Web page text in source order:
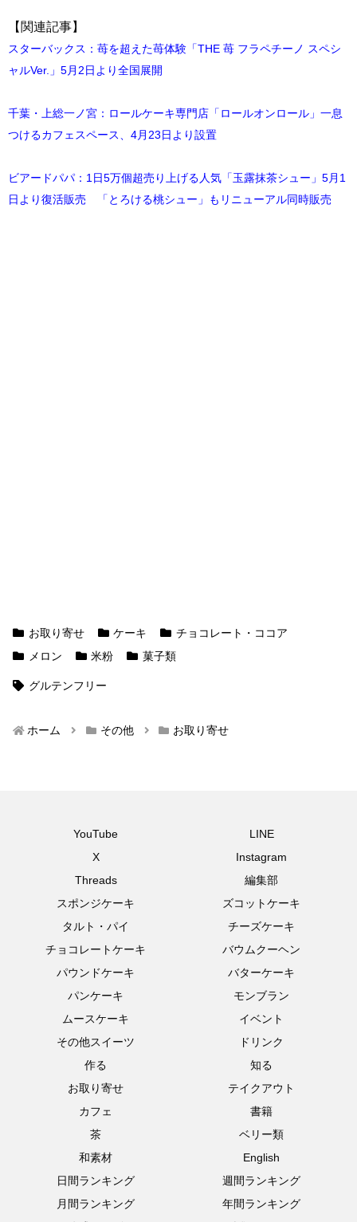
【関連記事】
スターバックス：苺を超えた苺体験「THE 苺 フラペチーノ スペシ
ャルVer.」5月2日より全国展開
千葉・上総一ノ宮：ロールケーキ専門店「ロールオンロール」一息
つけるカフェスペース、4月23日より設置
ビアードパパ：1日5万個超売り上げる人気「玉露抹茶シュー」5月1
日より復活販売 「とろける桃シュー」もリニューアル同時販売
お取り寄せ ケーキ
チョコレート・ココア
メロン
米粉 菓子類
グルテンフリー
ホーム その他 お取り寄せ
YouTube
LINE
X
Instagram
Threads
編集部
スポンジケーキ
ズコットケーキ
タルト・パイ
チーズケーキ
チョコレートケーキ
バウムクーヘン
パウンドケーキ
バターケーキ
パンケーキ
モンブラン
ムースケーキ
イベント
その他スイーツ
ドリンク
作る
知る
お取り寄せ
テイクアウト
カフェ
書籍
茶
ベリー類
和素材
English
日間ランキング
週間ランキング
月間ランキング
年間ランキング